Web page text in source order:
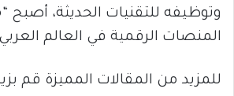
وتوظيفه للتقنيات الحديثة، أصبح
المنصات الرقمية في العالم
للمزيد من المقالات المميزة قم